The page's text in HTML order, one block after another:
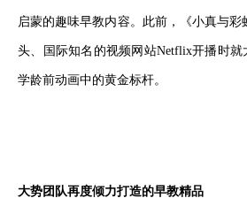
启蒙的趣味早教内容。此前，《小真与
头、国际知名的视频网站Netflix开播时就
学龄前动画中的黄金标杆。
大势团队再度倾力打造的早教精品